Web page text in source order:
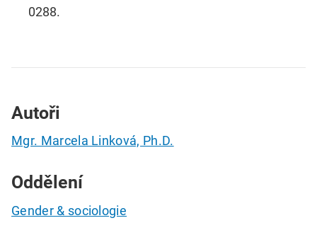
0288.
Autoři
Mgr. Marcela Linková, Ph.D.
Oddělení
Gender & sociologie